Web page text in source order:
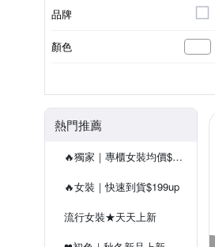
品牌
顏色
熱門推薦
🔥獨家｜專櫃女裝均價$520up
🔥女裝｜快速到貨$199up
流行女裝★天天上新